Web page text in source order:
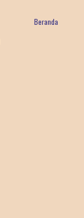
Beranda